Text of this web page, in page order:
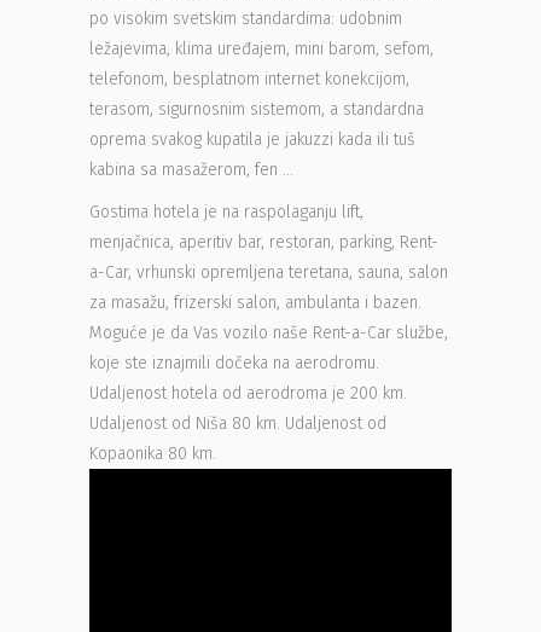
po visokim svetskim standardima: udobnim
ležajevima, klima uređajem, mini barom, sefom,
telefonom, besplatnom internet konekcijom,
terasom, sigurnosnim sistemom, a standardna
oprema svakog kupatila je jakuzzi kada ili tuš
kabina sa masažerom, fen …
Gostima hotela je na raspolaganju lift,
menjačnica, aperitiv bar, restoran, parking, Rent-
a-Car, vrhunski opremljena teretana, sauna, salon
za masažu, frizerski salon, ambulanta i bazen.
Moguće je da Vas vozilo naše Rent-a-Car službe,
koje ste iznajmili dočeka na aerodromu.
Udaljenost hotela od aerodroma je 200 km.
Udaljenost od Niša 80 km. Udaljenost od
Kopaonika 80 km.